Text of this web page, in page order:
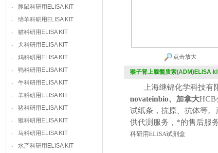
·
豚鼠科研用ELISA KIT
·
绵羊科研用ELISA KIT
·
猫科研用ELISA KIT
·
犬科研用ELISA KIT
·
鸡科研用ELISA KIT
·
鸭科研用ELISA KIT
·
牛科研用ELISA KIT
·
羊科研用ELISA KIT
·
猪科研用ELISA KIT
·
猴科研用ELISA KIT
·
马科研用ELISA KIT
·
水产科研用ELISA KIT
点击放大
猴子肾上腺髓质素(ADM)ELISA
上海继锦化学科技有
novateinbio、加拿大HCB
试纸条，抗原、抗体等
供代测服务，*的售后服
科研用ELISA试剂盒